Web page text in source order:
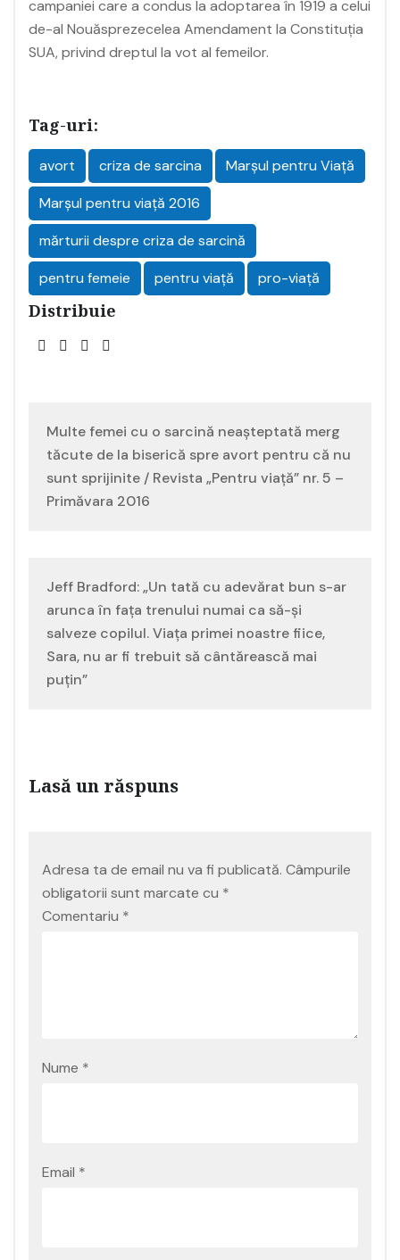
campaniei care a condus la adoptarea în 1919 a celui
de-al Nouăsprezecelea Amendament la Constituția
SUA, privind dreptul la vot al femeilor.
Tag-uri:
avort criza de sarcina
Marșul pentru Viață
Marşul pentru viaţă 2016
mărturii despre criza de sarcină
pentru femeie
pentru viață pro-viață
Distribuie
Navigare
în
articole
Multe femei cu o sarcină neașteptată merg
tăcute de la biserică spre avort pentru că nu
sunt sprijinite / Revista „Pentru viață” nr. 5 –
Primăvara 2016
Jeff Bradford: „Un tată cu adevărat bun s-ar
arunca în fața trenului numai ca să-și
salveze copilul. Viața primei noastre fiice,
Sara, nu ar fi trebuit să cântărească mai
puțin”
Lasă un răspuns
Adresa ta de email nu va fi publicată. Câmpurile
obligatorii sunt marcate cu *
Comentariu *
Nume *
Email *